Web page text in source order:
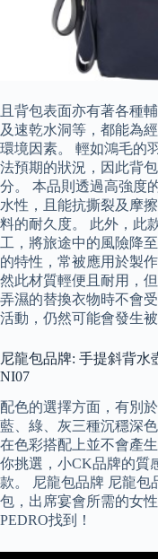
且背包表面亦有著各種
及速乾水洞等，都能為
環境因素。 輕如鴻毛的
法預期的狀況，因此背
分。 本品則透過高強度
水性，且能抗撕裂及摩
料的耐久度。 此外，此
工，將旅途中的風險降
的特性，常被應用於製
然此材質輕便且耐用，
弄濕的替換衣物時不會
活動，仍然可能會發生
尼龍包品牌: 手提斜背水
NI07
配色的選擇方面，有別
藍、綠、灰三種沉穩深
在色彩搭配上並不會產
你挑選，小CK品牌的質
款。 尼龍包品牌 尼龍包
包，出席宴會所需的女
PEDRO找到！